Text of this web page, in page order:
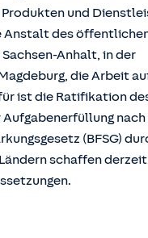
und
Anstalt des
Sachsen-Anhalt, in der
die Arbeit
ist die Ratifikation
nach
(BFSG)
schaffen